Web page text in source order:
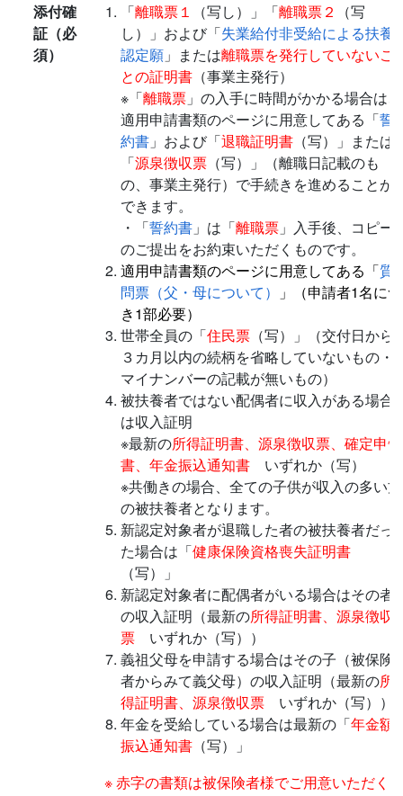
添付確
証（必
須）
「離職票１ （写し）」「離職票２
（写
し）」および「失業給付非受給による扶養
認定願 」または離職票を発行していないこ
との証明書 （事業主発行）
※「離職票 」の入手に時間がかかる場合は、
適用申請書類のページに用意してある「誓
約書 」および「退職証明書 （写）」または
「源泉徴収票 （写）」（離職日記載のも
の、事業主発行）で手続きを進めることが
できます。
・「誓約書 」は「離職票 」入手後、コピー
のご提出をお約束いただくものです。
適用申請書類のページに用意してある「質
問票（父・母について）
」（申請者1名につ
き1部必要）
世帯全員の「住民票 （写）」（交付日から
３カ月以内の続柄を省略していないもの・
マイナンバーの記載が無いもの）
被扶養者ではない配偶者に収入がある場合
は収入証明
※最新の所得証明書、源泉徴収票、確定申告
書、年金振込通知書 いずれか（写）
※共働きの場合、全ての子供が収入の多い方
の被扶養者となります。
新認定対象者が退職した者の被扶養者だっ
た場合は「健康保険資格喪失証明書
（写）」
新認定対象者に配偶者がいる場合はその者
の収入証明（最新の所得証明書、源泉徴収
票 いずれか（写））
義祖父母を申請する場合はその子（被保険
者からみて義父母）の収入証明（最新の所
得証明書、源泉徴収票 いずれか（写））
年金を受給している場合は最新の「年金額
振込通知書 （写）」
※ 赤字の書類は被保険者様でご用意いただく書